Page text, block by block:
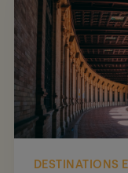
DESTINATIONS